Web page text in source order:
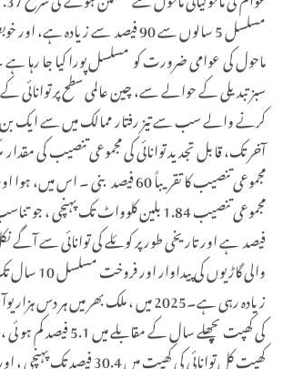
مسلسل 5 سالوں سے 90 فیصد سے زیادہ
ماحول کی عوامی ضرورت کو مسلسل پورا کیا جا رہا
سبز تبدیلی کے حوالے سے، چین عالمی سطح پر
آخر تک، قابل تجدید توانائی کی مجموعی تنصیب کی
مجموعی تنصیب کا تقریباً 60 فیصد بنی ۔ اس
فیصد ہے اور تاریخی طور پر کوئلے کی توانائی سے آگے
والی گاڑیوں
زیادہ رہی ہے۔2025 میں ، ملک بھر میں ہر
کی کھپت پچھلے سال کے
کھپت کل توانائی کی کھپت میں